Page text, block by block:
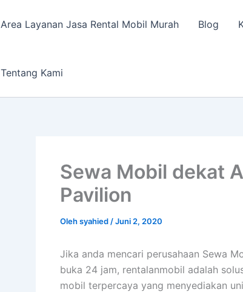
Area Layanan Jasa Rental Mobil Murah Blog
Tentang Kami
Sewa Mobil dekat
Pavilion
Olehsyahied /Juni 2, 2020
Jika anda mencari perusahaan Sewa
buka 24 jam, rentalanmobil adalah
mobil terpercaya yang menyediakan